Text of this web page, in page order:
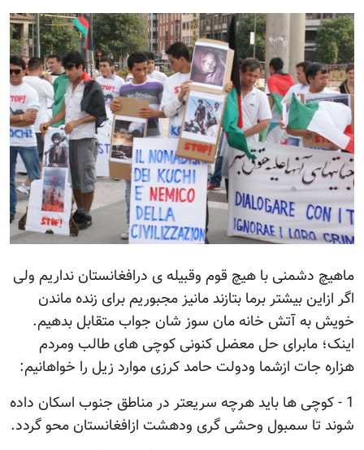
ماهیچ دشمنی با هیچ قوم وقبیله ی درافغانستان نداریم ولی
اگر ازاین بیشتر برما بتازند مانیز مجبوریم برای زنده ماندن
خویش به آتش خانه مان سوز شان جواب متقابل بدهیم.
اینک؛ مابرای حل معضل کنونی کوچی های طالب ومردم
هزاره جات ازشما ودولت حامد کرزی موارد زیل را خواهانیم:
1 - کوچی ها باید هرچه سریعتر در مناطق جنوب اسکان داده
شوند تا سمبول وحشی گری ودهشت ازافغانستان محو گردد.